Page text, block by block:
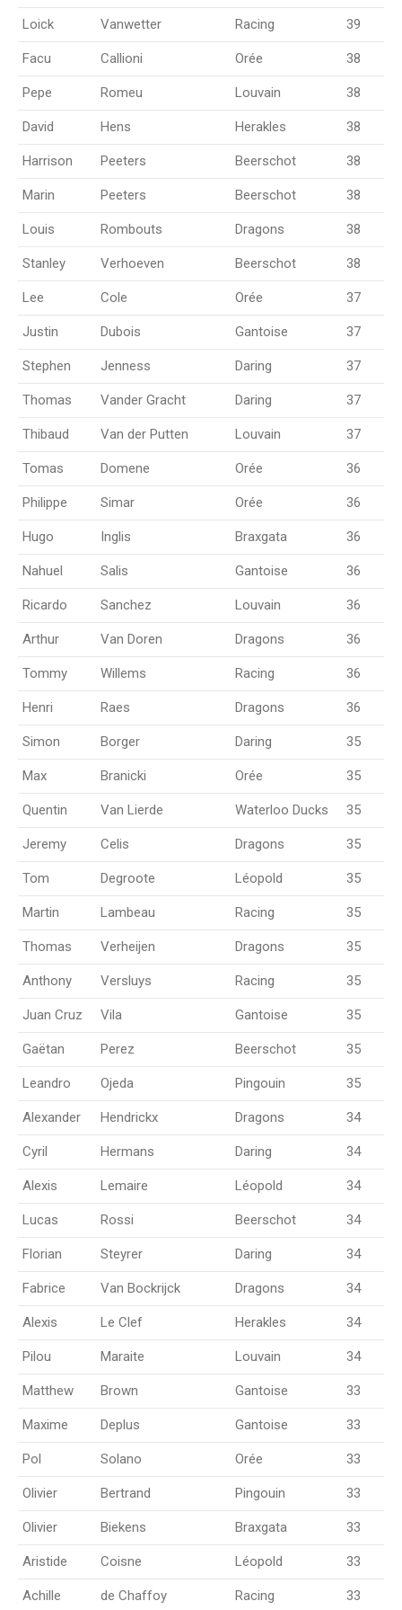
Loick Vanwetter Racing 39
Facu Callioni Orée 38
Pepe Romeu Louvain 38
David Hens Herakles 38
Harrison Peeters Beerschot 38
Marin Peeters Beerschot 38
Louis Rombouts Dragons 38
Stanley Verhoeven Beerschot 38
Lee Cole Orée 37
Justin Dubois Gantoise 37
Stephen Jenness Daring 37
Thomas Vander Gracht Daring 37
Thibaud Van der Putten Louvain 37
Tomas Domene Orée 36
Philippe Simar Orée 36
Hugo Inglis Braxgata 36
Nahuel Salis Gantoise 36
Ricardo Sanchez Louvain 36
Arthur Van Doren Dragons 36
Tommy Willems Racing 36
Henri Raes Dragons 36
Simon Borger Daring 35
Max Branicki Orée 35
Quentin Van Lierde Waterloo Ducks 35
Jeremy Celis Dragons 35
Tom Degroote Léopold 35
Martin Lambeau Racing 35
Thomas Verheijen Dragons 35
Anthony Versluys Racing 35
Juan Cruz Vila Gantoise 35
Gaëtan Perez Beerschot 35
Leandro Ojeda Pingouin 35
Alexander Hendrickx Dragons 34
Cyril Hermans Daring 34
Alexis Lemaire Léopold 34
Lucas Rossi Beerschot 34
Florian Steyrer Daring 34
Fabrice Van Bockrijck Dragons 34
Alexis Le Clef Herakles 34
Pilou Maraite Louvain 34
Matthew Brown Gantoise 33
Maxime Deplus Gantoise 33
Pol Solano Orée 33
Olivier Bertrand Pingouin 33
Olivier Biekens Braxgata 33
Aristide Coisne Léopold 33
Achille de Chaffoy Racing 33